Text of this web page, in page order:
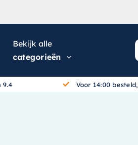
Bekijk alle
categorieën
9.4 Voor 14:00